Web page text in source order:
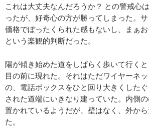
これは大丈夫なんだろうか？ との警戒心
ったが、好奇心の方が勝ってしまった。
価格でぼったくられた感もないし、まぁ
という楽観的判断だった。
陽が傾き始めた道をしばらく歩いて行くと
目の前に現れた。それはただワイヤーネ
の、電話ボックスをひと回り大きくした
された道端にいきなり建っていた。内側
置かれているようだが、壁はなく、外か
た。